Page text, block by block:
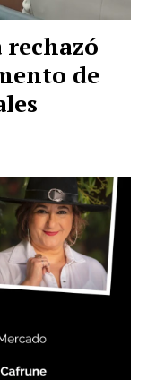
rechazó
de